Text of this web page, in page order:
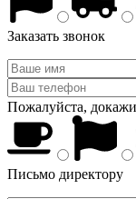
Заказать звонок
Пожалуйста,
Письмо директору